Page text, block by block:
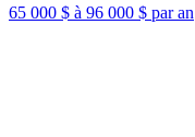
65 000 $ à 96 000 $ par an